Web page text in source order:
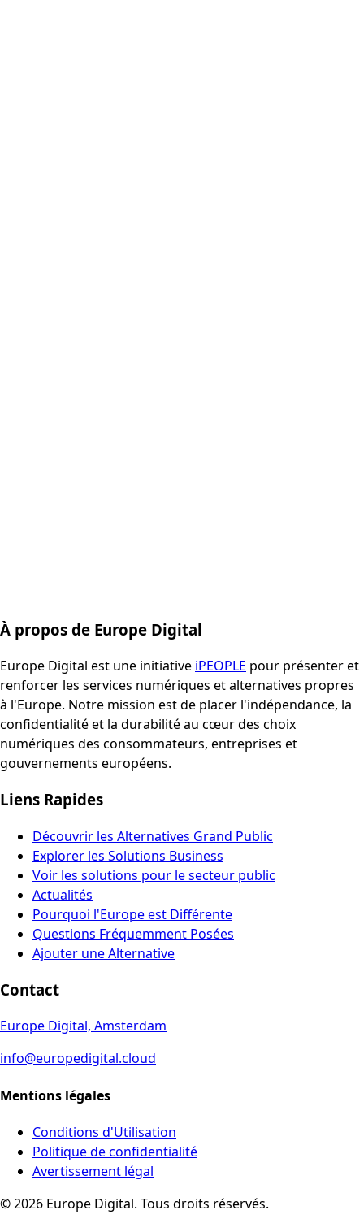
À propos de Europe Digital
Europe Digital est une initiative iPEOPLE pour présenter et
renforcer les services numériques et alternatives propres
à l'Europe. Notre mission est de placer l'indépendance, la
confidentialité et la durabilité au cœur des choix
numériques des consommateurs, entreprises et
gouvernements européens.
Liens Rapides
Découvrir les Alternatives Grand Public
Explorer les Solutions Business
Voir les solutions pour le secteur public
Actualités
Pourquoi l'Europe est Différente
Questions Fréquemment Posées
Ajouter une Alternative
Contact
Europe Digital, Amsterdam
info@europedigital.cloud
Mentions légales
Conditions d'Utilisation
Politique de confidentialité
Avertissement légal
© 2026 Europe Digital. Tous droits réservés.